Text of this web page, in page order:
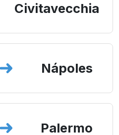
Civitavecchia
Nápoles
Palermo